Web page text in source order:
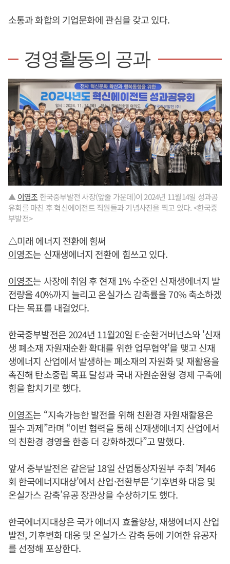
소통과 화합의 기업문화에 관심을 갖고 있다.
경영활동의 공과
▲ 이영조 한국중부발전 사장(앞줄 가운데)이 2024년 11월14일 성과공
유회를 마친 후 혁신에이전트 직원들과 기념사진을 찍고 있다. <한국중
부발전>
△미래 에너지 전환에 힘써
이영조는 신재생에너지 전환에 힘쓰고 있다.
이영조는 사장에 취임 후 현재 1% 수준인 신재생에너지 발
전량을 40%까지 늘리고 온실가스 감축률을 70% 축소하겠
다는 목표를 내걸었다.
한국중부발전은 2024년 11월20일 E-순환거버넌스와 '신재
생 폐소재 자원재순환 확대를 위한 업무협약'을 맺고 신재
생에너지 산업에서 발생하는 폐소재의 자원화 및 재활용을
촉진해 탄소중립 목표 달성과 국내 자원순환형 경제 구축에
힘을 합치기로 했다.
이영조는 “지속가능한 발전을 위해 친환경 자원재활용은
필수 과제”라며 “이번 협력을 통해 신재생에너지 산업에서
의 친환경 경영을 한층 더 강화하겠다”고 말했다.
앞서 중부발전은 같은달 18일 산업통상자원부 주최 '제46
회 한국에너지대상'에서 산업·전환부문 ‘기후변화 대응 및
온실가스 감축’유공 장관상을 수상하기도 했다.
한국에너지대상은 국가 에너지 효율향상, 재생에너지 산업
발전, 기후변화 대응 및 온실가스 감축 등에 기여한 유공자
를 선정해 포상한다.